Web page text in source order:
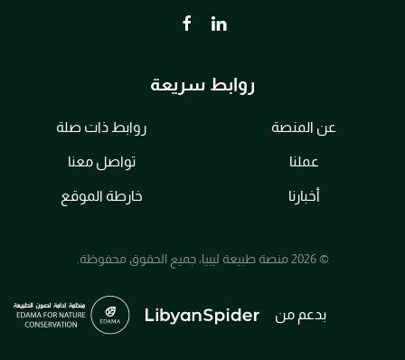
روابط سريعة
عن المنصة
عملنا
أخبارنا
روابط ذات صلة
تواصل معنا
خارطة الموقع
© 2026 منصة طبيعة ليبيا، جميع الحقوق محفوظة.
بدعم من